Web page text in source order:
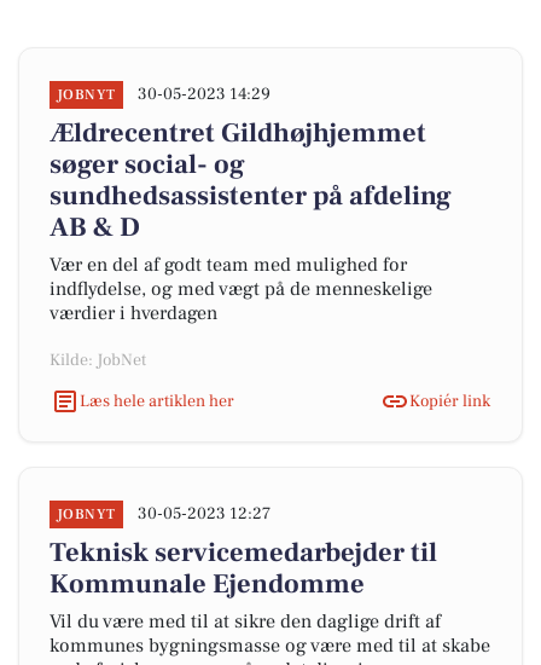
JOBNYT 30-05-2023 14:29
Ældrecentret Gildhøjhjemmet
søger social- og
sundhedsassistenter på afdeling
AB & D
Vær en del af godt team med mulighed for
indflydelse, og med vægt på de menneskelige
værdier i hverdagen
Kilde: JobNet
Læs hele artiklen her
Kopiér link
JOBNYT 30-05-2023 12:27
Teknisk servicemedarbejder til
Kommunale Ejendomme
Vil du være med til at sikre den daglige drift af
kommunes bygningsmasse og være med til at skabe